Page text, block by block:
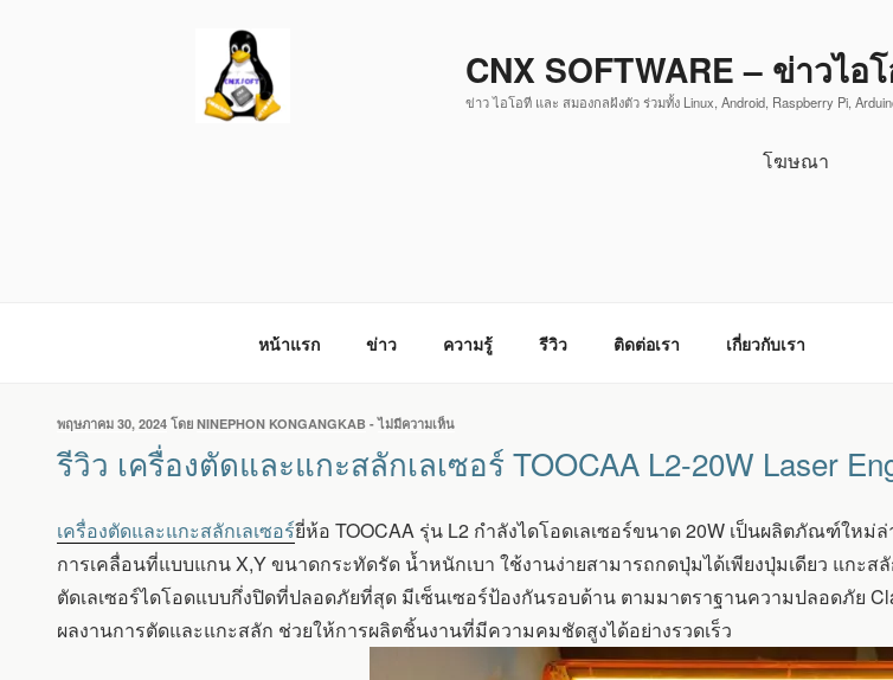
CNX SOFTWARE – ข่าวไ
ข่าว ไอโอที และ สมองกลฝังตัว ร่วมทั้ง Linux, Android, Raspberry Pi,
โฆษณา
หน้าแรก ข่าว ความรู้ รีวิว ติดต่อเรา เกี่ยวกับเรา
เขียน
วัน
ที่
พฤษภาคม 30, 2024 โดย NINEPHON KONGANGKAB -ไม่มีความเห็น
เครื่อง
แกะ
สลัก
TOOCAA
L2-
20W
รีวิว เครื่องตัดและแกะสลักเลเซอร์ TOOCAA L2-20W Laser
เครื่องตัดและแกะสลักเลเซอร์ยี่ห้อ TOOCAA รุ่น L2 กำลังไดโอดเลเซอร์ขนาด 20W เป็นผลิตภัณฑ์ให
การเคลื่อนที่แบบแกน X,Y ขนาดกระทัดรัด น้ำหนักเบา ใช้งานง่ายสามารถกดปุ่มได้เพียงปุ่มเดียว แกะ
ตัดเลเซอร์ไดโอดแบบกึ่งปิดที่ปลอดภัยที่สุด มีเซ็นเซอร์ป้องกันรอบด้าน ตามมาตราฐานความปลอดภัย
ผลงานการตัดและแกะสลัก ช่วยให้การผลิตชิ้นงานที่มีความคมชัดสูงได้อย่างรวดเร็ว